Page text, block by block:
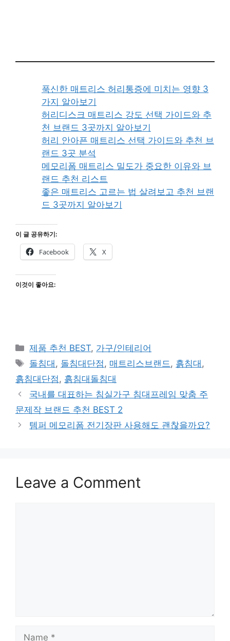
푹신한 매트리스 허리통증에 미치는 영향 3
가지 알아보기
허리디스크 매트리스 강도 선택 가이드와 추
천 브랜드 3곳까지 알아보기
허리 안아픈 매트리스 선택 가이드와 추천 브
랜드 3곳 분석
메모리폼 매트리스 밀도가 중요한 이유와 브
랜드 추천 리스트
좋은 매트리스 고르는 법 살려보고 추천 브랜
드 3곳까지 알아보기
이 글 공유하기:
Facebook X
이것이 좋아요:
Categories
제품 추천 BEST, 가구/인테리어
Tags
돌침대 , 돌침대단점, 매트리스브랜드, 흙침대 ,
흙침대단점, 흙침대돌침대
국내를 대표하는 침실가구 침대프레임 맞춤 주
문제작 브랜드 추천 BEST 2
템퍼 메모리폼 전기장판 사용해도 괜찮을까요?
Leave a Comment
Name